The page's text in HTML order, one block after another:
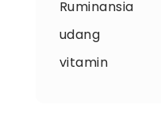
Ruminansia
udang
vitamin